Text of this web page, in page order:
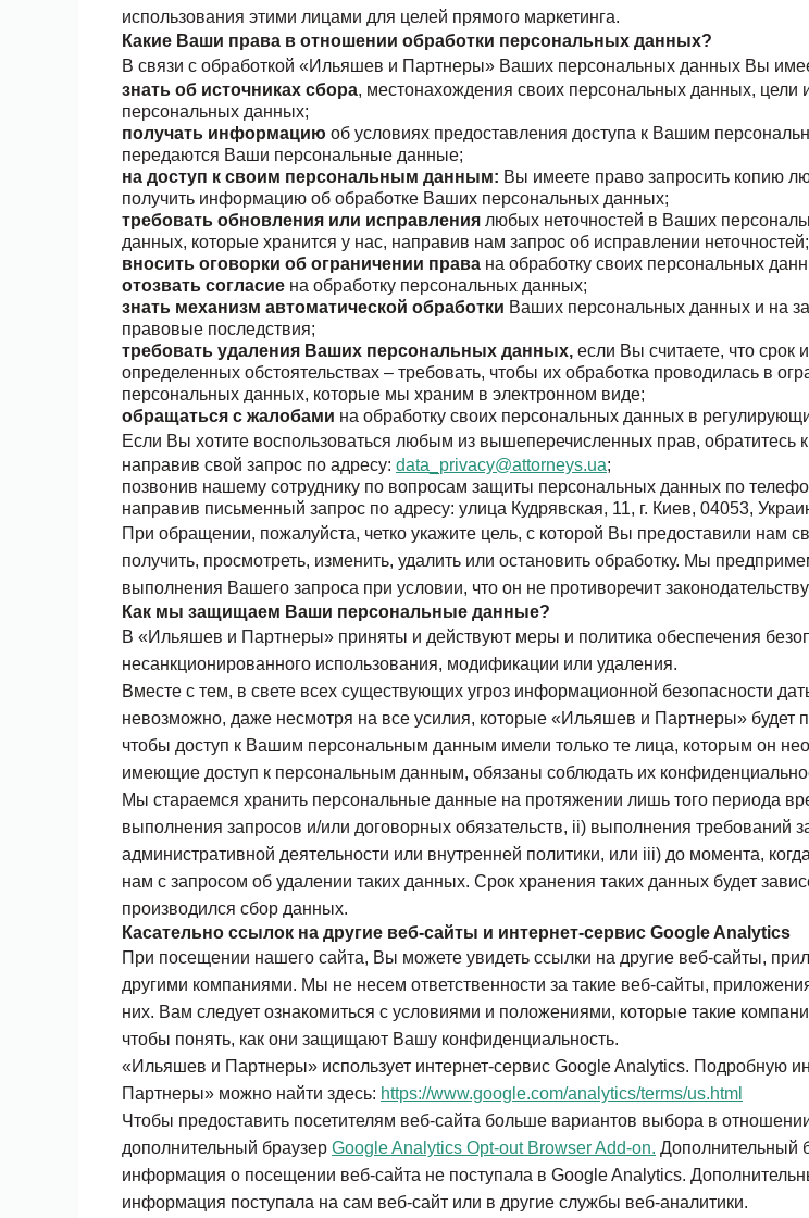
использования этими лицами для целей прямого маркетинга.
Какие Ваши права в отношении обработки персональных данных?
В связи с обработкой «Ильяшев и Партнеры» Ваших персональных данных Вы
знать об источниках сбора, местонахождения своих персональных данных, цели
персональных данных;
получать информацию об условиях предоставления доступа к Вашим
передаются Ваши персональные данные;
на доступ к своим персональным данным: Вы имеете право запросить копию
получить информацию об обработке Ваших персональных данных;
требовать обновления или исправления любых неточностей в Ваших
данных, которые хранится у нас, направив нам запрос об исправлении неточностей;
вносить оговорки об ограничении права на обработку своих персональных
отозвать согласие на обработку персональных данных;
знать механизм автоматической обработки Ваших персональных данных и на
правовые последствия;
требовать удаления Ваших персональных данных, если Вы считаете, что
определенных обстоятельствах – требовать, чтобы их обработка проводилась в
персональных данных, которые мы храним в электронном виде;
обращаться с жалобами на обработку своих персональных данных в
Если Вы хотите воспользоваться любым из вышеперечисленных прав,
направив свой запрос по адресу: data_privacy@attorneys.ua;
позвонив нашему сотруднику по вопросам защиты персональных данных по
направив письменный запрос по адресу: улица Кудрявская, 11, г. Киев, 04053,
При обращении, пожалуйста, четко укажите цель, с которой Вы предоставили
получить, просмотреть, изменить, удалить или остановить обработку. Мы
выполнения Вашего запроса при условии, что он не противоречит
Как мы защищаем Ваши персональные данные?
В «Ильяшев и Партнеры» приняты и действуют меры и политика обеспечения
несанкционированного использования, модификации или удаления.
Вместе с тем, в свете всех существующих угроз информационной безопасности
невозможно, даже несмотря на все усилия, которые «Ильяшев и Партнеры» будет
чтобы доступ к Вашим персональным данным имели только те лица, которым он
имеющие доступ к персональным данным, обязаны соблюдать их
Мы стараемся хранить персональные данные на протяжении лишь того периода
выполнения запросов и/или договорных обязательств, ii) выполнения требований
административной деятельности или внутренней политики, или iii) до момента,
нам с запросом об удалении таких данных. Срок хранения таких данных будет
производился сбор данных.
Касательно ссылок на другие веб-сайты и интернет-сервис Google Analytics
При посещении нашего сайта, Вы можете увидеть ссылки на другие веб-сайты,
другими компаниями. Мы не несем ответственности за такие веб-сайты,
них. Вам следует ознакомиться с условиями и положениями, которые такие
чтобы понять, как они защищают Вашу конфиденциальность.
«Ильяшев и Партнеры» использует интернет-сервис Google Analytics. Подробную
Партнеры» можно найти здесь: https://www.google.com/analytics/terms/us.html
Чтобы предоставить посетителям веб-сайта больше вариантов выбора в
дополнительный браузер Google Analytics Opt-out Browser Add-on. Дополнительный
информация о посещении веб-сайта не поступала в Google Analytics.
информация поступала на сам веб-сайт или в другие службы веб-аналитики.